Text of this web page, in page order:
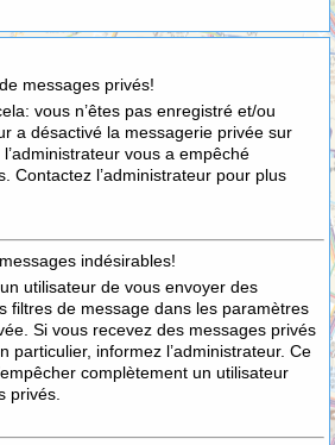
messages privés!
vous n’êtes pas enregistré et/ou
a désactivé la messagerie privée sur
vous a empêché
Contactez l’administrateur pour plus
indésirables!
utilisateur de vous envoyer des
filtres de message dans les paramètres
Si vous recevez des messages privés
particulier, informez l’administrateur. Ce
complètement un utilisateur
privés.